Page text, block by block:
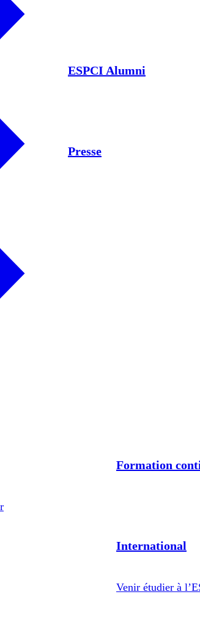
ESPCI Alumni
Presse
Formation
International
Venir étudier à